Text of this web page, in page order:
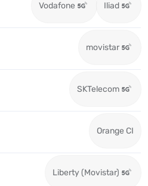
Vodafone Iliad
movistar
SKTelecom
Orange CI
Liberty (Movistar)